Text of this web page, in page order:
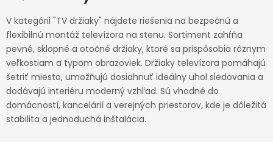
Záhrada
Príslušenstvo pre automobily
Vybavenie a hračky pre deti
V kategórii "TV držiaky" nájdete riešenia na bezpečnú a
flexibilnú montáž televízora na stenu. Sortiment zahŕňa
pevné, sklopné a otočné držiaky, ktoré sa prispôsobia rôznym
veľkostiam a typom obrazoviek. Držiaky televízora pomáhajú
šetriť miesto, umožňujú dosiahnuť ideálny uhol sledovania a
dodávajú interiéru moderný vzhľad. Sú vhodné do
domácností, kancelárií a verejných priestorov, kde je dôležitá
stabilita a jednoduchá inštalácia.